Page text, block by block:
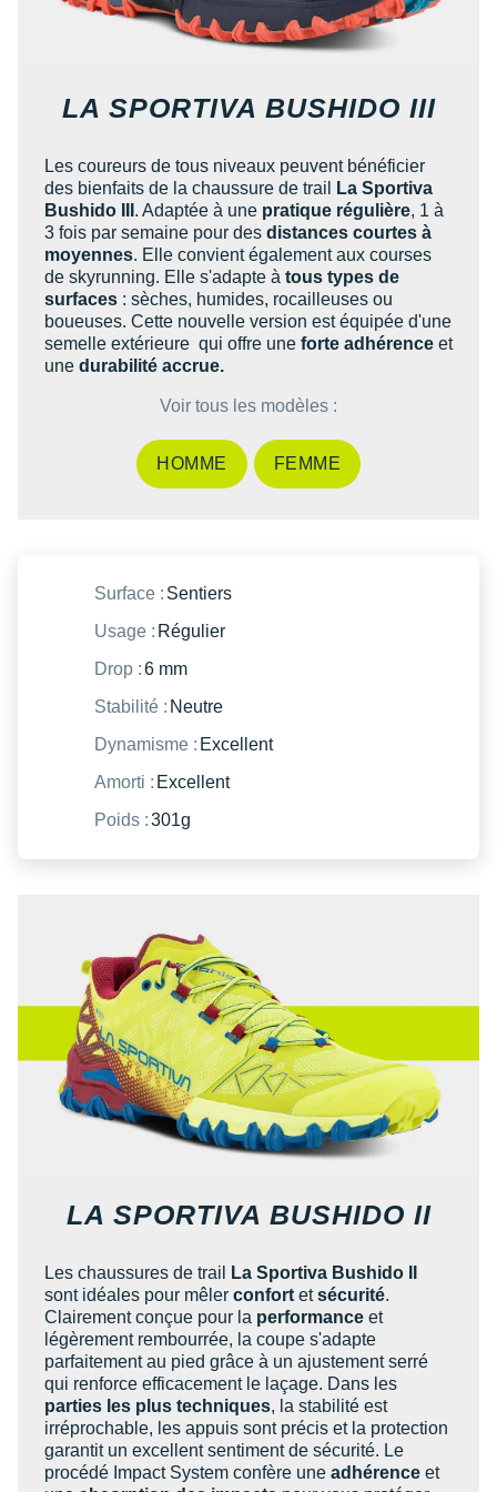
LA SPORTIVA BUSHIDO III
Les coureurs de tous niveaux peuvent bénéficier
des bienfaits de la chaussure de trail
La Sportiva
Bushido III . Adaptée à une pratique régulière, 1 à
3 fois par semaine pour des distances courtes à
moyennes. Elle convient également aux courses
de skyrunning. Elle s'adapte à tous types de
surfaces : sèches, humides, rocailleuses ou
boueuses. Cette nouvelle version est équipée d'une
semelle extérieure qui offre une forte adhérence et
une durabilité accrue.
Voir tous les modèles :
HOMME FEMME
Surface : Sentiers
Usage : Régulier
Drop :6 mm
Stabilité : Neutre
Dynamisme : Excellent
Amorti : Excellent
Poids :301g
LA SPORTIVA BUSHIDO II
Les chaussures de trail
La Sportiva Bushido II
sont idéales pour mêler confort etsécurité.
Clairement conçue pour la performance et
légèrement rembourrée, la coupe s'adapte
parfaitement au pied grâce à un ajustement serré
qui renforce efficacement le laçage. Dans les
parties les plus techniques, la stabilité est
irréprochable, les appuis sont précis et la protection
garantit un excellent sentiment de sécurité. Le
procédé Impact System confère une adhérence et
+ Voir toutes les marques
+ Voir toutes les marques
+ Voir toutes les marques
DÉSTOCKAGE
+ Voir tous lesvêtements femme
+ Voir toutes les marques
DÉSTOCKAGE
+ Voir tous les produitsélectroniques
Collection CLUB
Équipe de France
Jumelles
Lacets / guêtres / semelles / pointes
athlétisme
Orientation
Sac de couchage
Sécurité
Triathlon-Natation
+ Voir toutes les marques
+ Voir tous les accessoires
Inov-8
La Sportiva
Maurten
Merrell
Millet
NNormal
On-Running
OVERSTIMS
Patagonia
Petzl
Raidlight
Reebok
Salomon
Scarpa
Scott
Shokz
Sidas
Smoon
Speedo